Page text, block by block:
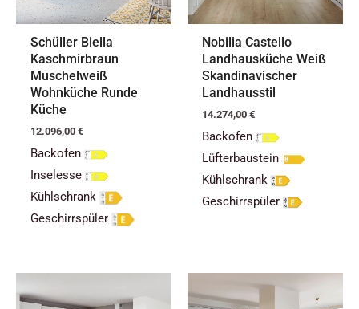
Schüller Biella
Kaschmirbraun
Muschelweiß
Wohnküche Runde
Küche
12.096,00 €
Backofen
Inselesse
Kühlschrank
Geschirrspüler
Nobilia Castello
Landhausküche Weiß
Skandinavischer
Landhausstil
14.274,00 €
Backofen
Lüfterbaustein
Kühlschrank
Geschirrspüler